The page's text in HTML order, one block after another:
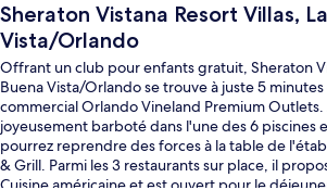
Sheraton Vistana Resort Villas,
Vista/Orlando
Offrant un club pour enfants gratuit, Sheraton
Buena Vista/Orlando se trouve à juste 5
commercial Orlando Vineland Premium Outlets.
joyeusement barboté dans l'une des 6 piscines
pourrez reprendre des forces à la table de
& Grill. Parmi les 3 restaurants sur place, il
Cuisine américaine et est ouvert pour le